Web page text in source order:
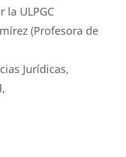
la ULPGC
(Profesora de
Jurídicas,